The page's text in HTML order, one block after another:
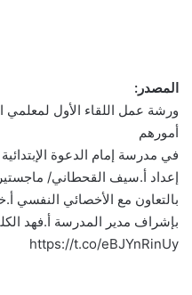
المصدر:
ورشة عمل اللقاء الأول لمعلمي
أمورهم
في مدرسة إمام الدعوة الإبتدائية
إعداد أ.سيف القحطاني/
بالتعاون مع الأخصائي النفسي
بإشراف مدير المدرسة أ.فهد
https://t.co/eBJYnRinUy